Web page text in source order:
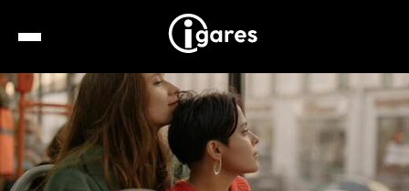
Recherche
Location de voiture
Hôtels